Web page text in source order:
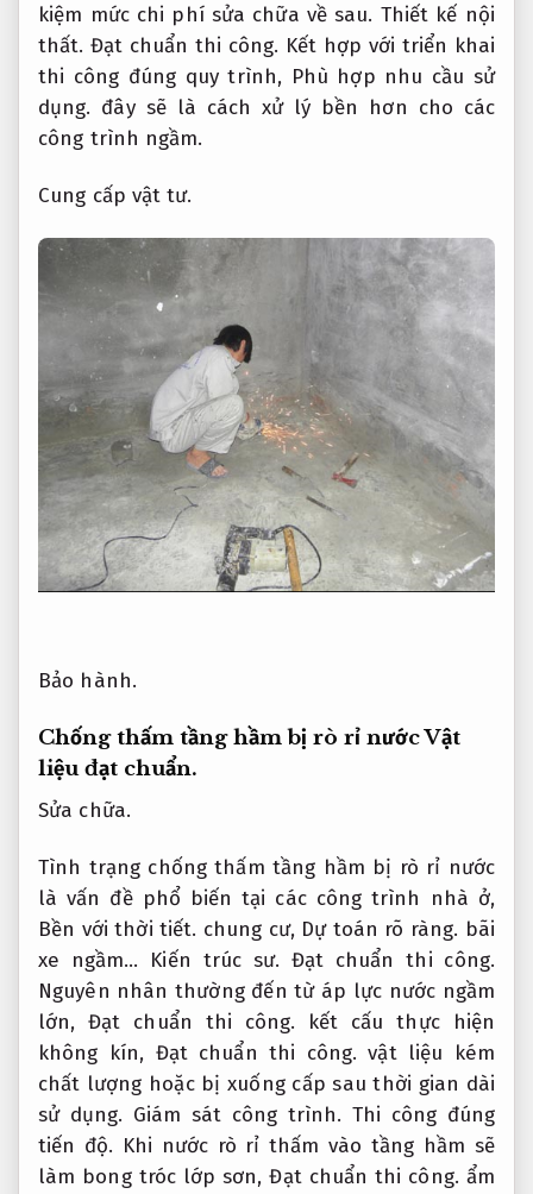
kiệm mức chi phí sửa chữa về sau. Thiết kế nội
thất. Đạt chuẩn thi công. Kết hợp với triển khai
thi công đúng quy trình, Phù hợp nhu cầu sử
dụng. đây sẽ là cách xử lý bền hơn cho các
công trình ngầm.
Cung cấp vật tư.
Bảo hành.
Chống thấm tầng hầm bị rò rỉ nướcVật
liệu đạt chuẩn.
Sửa chữa.
Tình trạng chống thấm tầng hầm bị rò rỉ nước
là vấn đề phổ biến tại các công trình nhà ở,
Bền với thời tiết. chung cư, Dự toán rõ ràng. bãi
xe ngầm… Kiến trúc sư. Đạt chuẩn thi công.
Nguyên nhân thường đến từ áp lực nước ngầm
lớn,Đạt chuẩn thi công. kết cấu thực hiện
không kín, Đạt chuẩn thi công. vật liệu kém
chất lượng hoặc bị xuống cấp sau thời gian dài
sử dụng. Giám sát công trình. Thi công đúng
tiến độ. Khi nước rò rỉ thấm vào tầng hầm sẽ
làm bong tróc lớp sơn,Đạt chuẩn thi công. ẩm